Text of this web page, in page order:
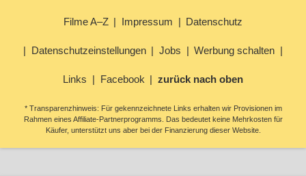
Filme A–Z Impressum Datenschutz
Datenschutzeinstellungen Jobs Werbung schalten
Links Facebook zurück nach oben
* Transparenzhinweis: Für gekennzeichnete Links erhalten wir Provisionen im
Rahmen eines Affiliate-Partnerprogramms. Das bedeutet keine Mehrkosten für
Käufer, unterstützt uns aber bei der Finanzierung dieser Website.